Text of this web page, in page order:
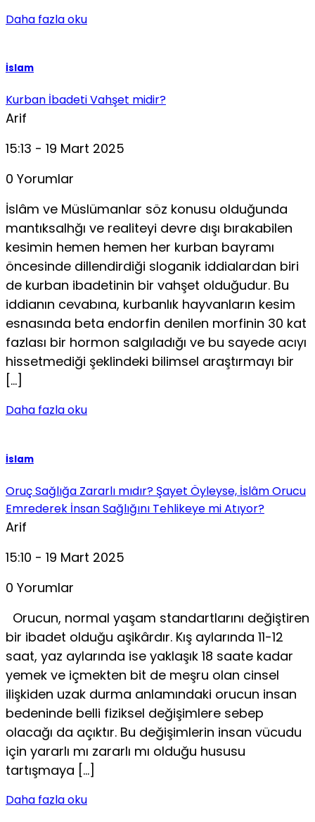
Daha fazla oku
İslam
Kurban İbadeti Vahşet midir?
Arif
15:13 - 19 Mart 2025
0 Yorumlar
İslâm ve Müslümanlar söz konusu olduğunda
mantıksalhğı ve realiteyi devre dışı bırakabilen
kesimin hemen hemen her kurban bayramı
öncesinde dillendirdi­ği sloganik iddialardan biri
de kurban ibadetinin bir vahşet olduğudur. Bu
iddianın cevabına, kurbanlık hayvanların ke­sim
esnasında beta endorfin denilen morfinin 30 kat
fazlası bir hormon salgıladığı ve bu sayede acıyı
hissetmediği şek­lindeki bilimsel araştırmayı bir
[…]
Daha fazla oku
İslam
Oruç Sağlığa Zararlı mıdır? Şayet Öyleyse, İslâm Orucu
Emrederek İnsan Sağlığını Tehlikeye mi Atıyor?
Arif
15:10 - 19 Mart 2025
0 Yorumlar
Orucun, normal yaşam standartlarını değiştiren
bir iba­det olduğu aşikârdır. Kış aylarında 11-12
saat, yaz aylarında ise yaklaşık 18 saate kadar
yemek ve içmekten bit de meşru olan cinsel
ilişkiden uzak durma anlamındaki orucun insan
bedeninde belli fiziksel değişimlere sebep
olacağı da açıktır. Bu değişimlerin insan vücudu
için yararlı mı zararlı mı ol­duğu hususu
tartışmaya […]
Daha fazla oku